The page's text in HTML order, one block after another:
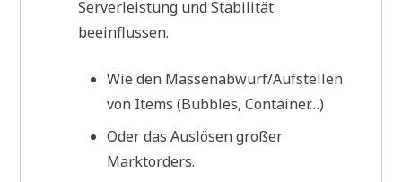
Serverleistung und Stabilität
beeinflussen.
Wie den Massenabwurf/Aufstellen
von Items (Bubbles, Container…)
Oder das Auslösen großer
Marktorders.